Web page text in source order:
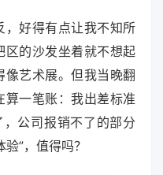
，好得有点让我不知所
区的沙发坐着就不想起
艺术展。但我当晚翻
算一笔账：我出差标准
公司报销不了的部分
”，值得吗？